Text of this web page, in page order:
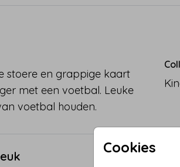
Cookies
stoere en grappige kaart
met een voetbal. Leuke
voetbal houden.